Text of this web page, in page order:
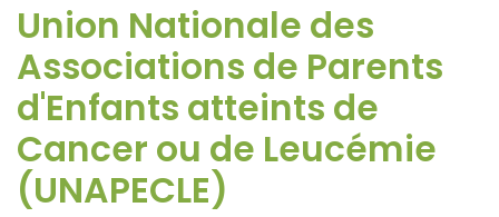
Union Nationale des
Associations de Parents
d'Enfants atteints de
Cancer ou de Leucémie
(UNAPECLE)